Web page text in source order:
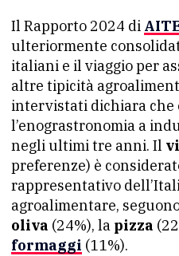
Il Rapporto 2024 di
ulteriormente
italiani e il viaggio per
altre tipicità
intervistati dichiara che
l’enograstronomia a
negli ultimi tre anni. Il
preferenze) è
rappresentativo
agroalimentare, seguono
oliva (24%), la pizza
formaggi (11%).